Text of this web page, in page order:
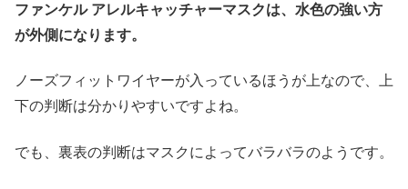
ファンケル アレルキャッチャーマスクは、水色の強い方
が外側になります。
ノーズフィットワイヤーが入っているほうが上なので、上
下の判断は分かりやすいですよね。
でも、裏表の判断はマスクによってバラバラのようです。